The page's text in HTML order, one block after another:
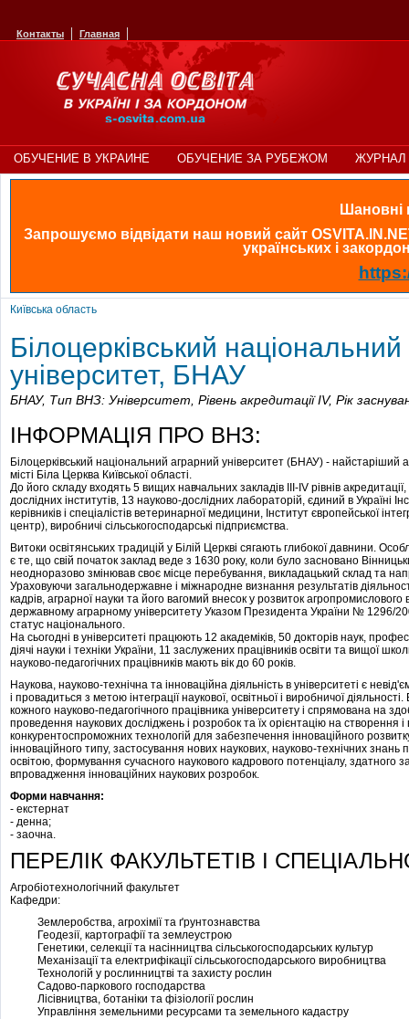
Контакты Главная
ОБУЧЕНИЕ В УКРАИНЕ ОБУЧЕНИЕ ЗА РУБЕЖОМ ЖУРНАЛ
Шановні
Запрошуємо відвідати наш новий сайт
українських і
Київська область
Білоцерківський
університет, БНАУ
БНАУ, Тип ВНЗ: Університет, Рівень акредитації IV, Рік
ІНФОРМАЦІЯ ПРО ВНЗ:
Білоцерківський національний аграрний університет (БНАУ) - найстаріший
місті Біла Церква Київської області.
До його складу входять 5 вищих навчальних закладів III-IV рівнів
дослідних інститутів, 13 науково-дослідних лабораторій, єдиний в Україні
керівників і спеціалістів ветеринарної медицини, Інститут європейської
центр), виробничі сільськогосподарські підприємства.
Витоки освітянських традицій у Білій Церкві сягають глибокої давнини.
є те, що свій початок заклад веде з 1630 року, коли було засновано
неодноразово змінював своє місце перебування, викладацький склад та
Ураховуючи загальнодержавне і міжнародне визнання результатів
кадрів, аграрної науки та його вагомий внесок у розвиток агропромислового
державному аграрному університету Указом Президента України № 1296/
статус національного.
На сьогодні в університеті працюють 12 академіків, 50 докторів наук,
діячі науки і техніки України, 11 заслужених працівників освіти та вищої
науково-педагогічних працівників мають вік до 60 років.
Наукова, науково-технічна та інноваційна діяльність в університеті є
і провадиться з метою інтеграції наукової, освітньої і виробничої
кожного науково-педагогічного працівника університету і спрямована на
проведення наукових досліджень і розробок та їх орієнтацію на створення
конкурентоспроможних технологій для забезпечення інноваційного
інноваційного типу, застосування нових наукових, науково-технічних знань
освітою, формування сучасного наукового кадрового потенціалу, здатного
впровадження інноваційних наукових розробок.
Форми навчання:
- екстернат
- денна;
- заочна.
ПЕРЕЛІК ФАКУЛЬТЕТІВ І
Агробіотехнологічний факультет
Кафедри:
Землеробства, агрохімії та ґрунтознавства
Геодезії, картографії та землеустрою
Генетики, селекції та насінництва сільськогосподарських культур
Механізації та електрифікації сільськогосподарського виробництва
Технологій у рослинництві та захисту рослин
Садово-паркового господарства
Лісівництва, ботаніки та фізіології рослин
Управління земельними ресурсами та земельного кадастру